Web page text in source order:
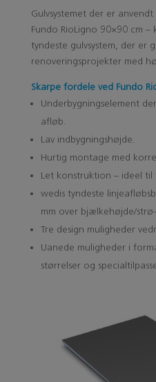
Gulvsystemet der er
Fundo RioLigno 90×90 cm –
tyndeste gulvsystem, der er
renoveringsprojekter med
Skarpe fordele ved Fundo
Underbygningselement
afløb.
Lav indbygningshøjde.
Hurtig montage med
Let konstruktion – ideel
wedis tyndeste
mm over bjælkehøjde/
Tre design muligheder
Uanede muligheder i
størrelser og